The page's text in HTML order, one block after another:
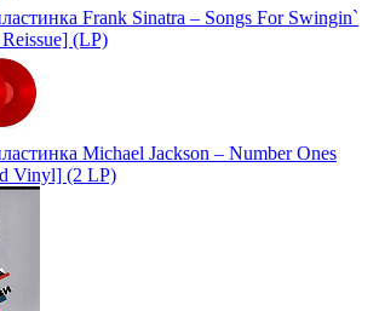
Frank Sinatra – Songs For Swingin`
(LP)
Michael Jackson – Number Ones
Vinyl] (2 LP)